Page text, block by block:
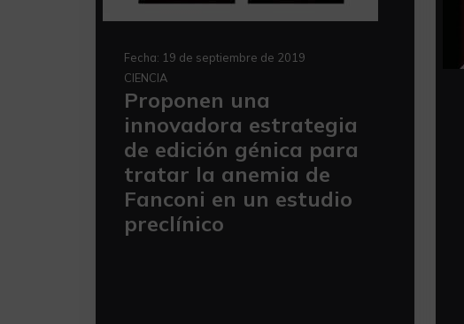
Fecha: 19 de septiembre de 2019
CIENCIA
Proponen una
innovadora estrategia
de edición génica para
tratar la anemia de
Fanconi en un estudio
preclínico